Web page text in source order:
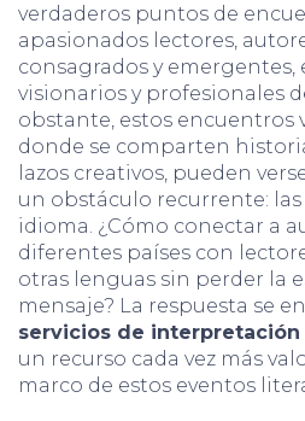
verdaderos puntos de
apasionados lectores,
consagrados y emergentes,
visionarios y profesionales
obstante, estos encuentros
donde se comparten
lazos creativos, pueden
un obstáculo recurrente: las
idioma. ¿Cómo conectar a
diferentes países con
otras lenguas sin perder la
mensaje? La respuesta se
servicios de interpretación
un recurso cada vez más
marco de estos eventos